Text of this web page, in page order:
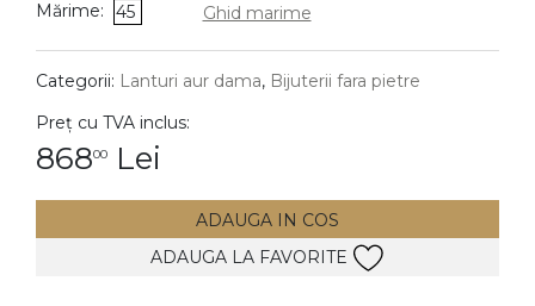
DIAMANTE Vezi toate
Cercei
Mărime: 45 Ghid marime
Categorii: Lanturi aur dama, Bijuterii fara pietre
Preț cu TVA inclus:
86800 Lei
ADAUGA IN COS
ADAUGA LA FAVORITE